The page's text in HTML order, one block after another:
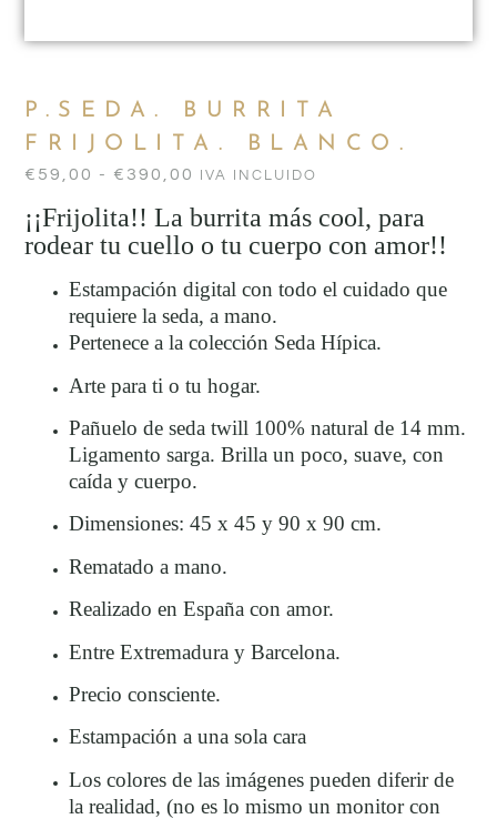
P.SEDA. BURRITA
FRIJOLITA. BLANCO.
€ 59,00 - € 390,00 IVA INCLUIDO
¡¡Frijolita!! La burrita más cool, para
rodear tu cuello o tu cuerpo con amor!!
Estampación digital con todo el cuidado que
requiere la seda, a mano.
Pertenece a la colección Seda Hípica.
Arte para ti o tu hogar.
Pañuelo de seda twill 100% natural de 14 mm.
Ligamento sarga.Brilla un poco, suave, con
caída y cuerpo.
Dimensiones: 45 x 45 y 90 x 90 cm.
Rematado a mano.
Realizado en España con amor.
Entre Extremadura y Barcelona.
Precio consciente.
Estampación a una sola cara
Los colores de las imágenes pueden diferir de
la realidad, (no es lo mismo un monitor con